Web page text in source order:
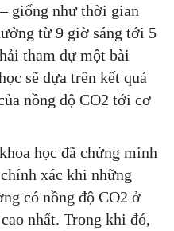
giống như thời gian
từ 9 giờ sáng tới 5
tham dự một bài
sẽ dựa trên kết quả
nồng độ CO2 tới cơ
học đã chứng minh
xác khi những
có nồng độ CO2 ở
nhất. Trong khi đó,